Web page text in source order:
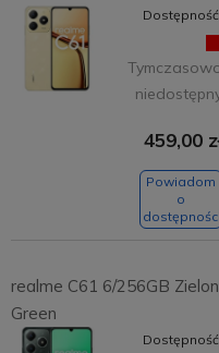
459,00
Powiadom
o
dostępności
realme C61 6/256GB
Green